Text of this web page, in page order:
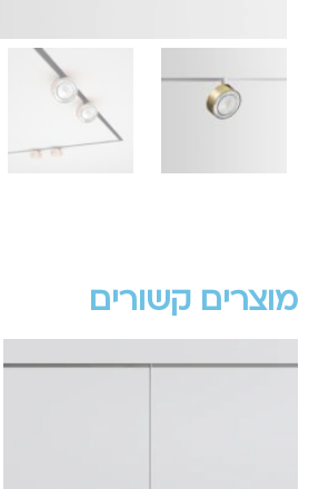
מוצרים קשורים